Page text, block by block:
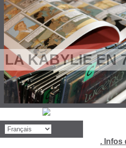
LA KABYLIE EN
. Infos